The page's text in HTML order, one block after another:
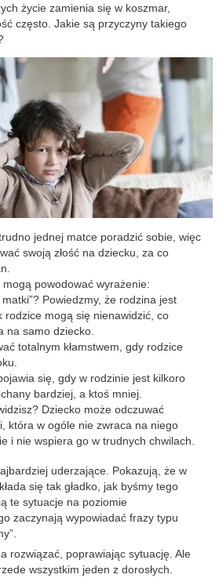
życie zamienia się w koszmar,
często. Jakie są przyczyny takiego
jednej matce poradzić sobie, więc
swoją złość na dziecku, za co
powodować wyrażenie:
Powiedzmy, że rodzina jest
rodzice mogą się nienawidzić, co
na samo dziecko.
totalnym kłamstwem, gdy rodzice
się, gdy w rodzinie jest kilkoro
bardziej, a ktoś mniej.
Dziecko może odczuwać
która w ogóle nie zwraca na niego
i nie wspiera go w trudnych chwilach.
uderzające. Pokazują, że w
się tak gładko, jak byśmy tego
te sytuacje na poziomie
zaczynają wypowiadać frazy typu
rozwiązać, poprawiając sytuację. Ale
wszystkim jeden z dorosłych.